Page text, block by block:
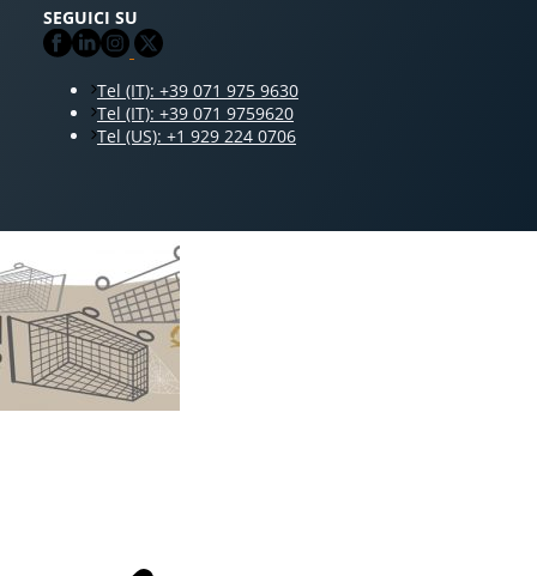
SEGUICI SU
Tel (IT): +39 071 975 9630
Tel (IT): +39 071 9759620
Tel (US): +1 929 224 0706